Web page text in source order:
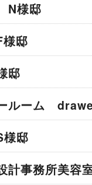
N様邸
邸
邸
ールーム
邸
計事務所美容